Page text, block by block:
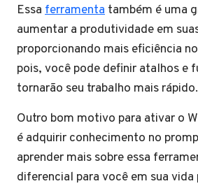
Essa ferramenta também é uma
aumentar a produtividade em
proporcionando mais eficiência
pois, você pode definir atalhos e
tornarão seu trabalho mais rápido.
Outro bom motivo para ativar o
é adquirir conhecimento no
aprender mais sobre essa
diferencial para você em sua